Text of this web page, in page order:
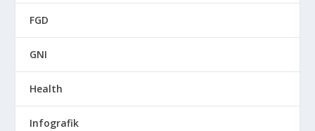
FGD
GNI
Health
Infografik